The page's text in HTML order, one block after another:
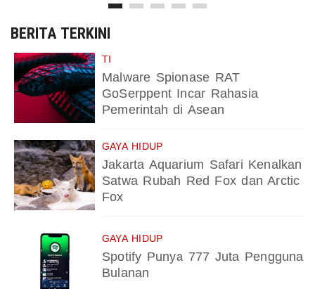
BERITA TERKINI
TI
Malware Spionase RAT
GoSerppent Incar Rahasia
Pemerintah di Asean
GAYA HIDUP
Jakarta Aquarium Safari Kenalkan
Satwa Rubah Red Fox dan Arctic
Fox
GAYA HIDUP
Spotify Punya 777 Juta Pengguna
Bulanan